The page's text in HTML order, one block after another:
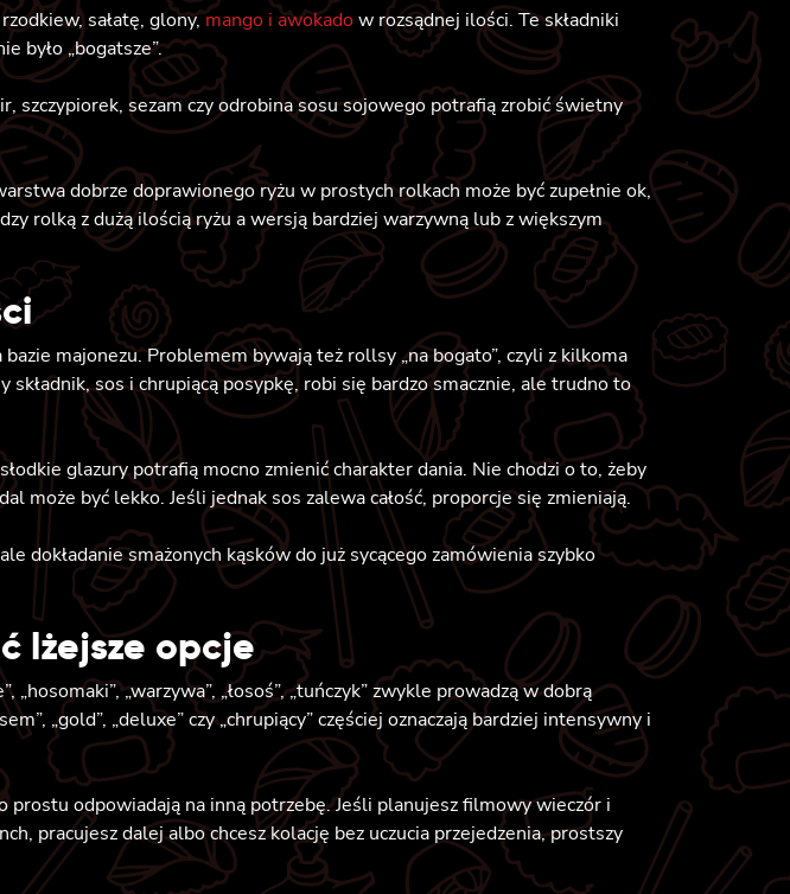
sałatę, glony,mango i awokado w rozsądnej ilości. Te składniki
było „bogatsze”.
szczypiorek, sezam czy odrobina sosu sojowego potrafią zrobić świetny
dobrze doprawionego ryżu w prostych rolkach może być zupełnie ok,
rolką z dużą ilością ryżu a wersją bardziej warzywną lub z większym
majonezu. Problemem bywają też rollsy „na bogato”, czyli z kilkoma
sos i chrupiącą posypkę, robi się bardzo smacznie, ale trudno to
glazury potrafią mocno zmienić charakter dania. Nie chodzi o to, żeby
może być lekko. Jeśli jednak sos zalewa całość, proporcje się zmieniają.
dokładanie smażonych kąsków do już sycącego zamówienia szybko
lżejsze opcje
„warzywa”, „łosoś”, „tuńczyk” zwykle prowadzą w dobrą
„gold”, „deluxe” czy „chrupiący” częściej oznaczają bardziej intensywny i
prostu odpowiadają na inną potrzebę. Jeśli planujesz filmowy wieczór i
pracujesz dalej albo chcesz kolację bez uczucia przejedzenia, prostszy